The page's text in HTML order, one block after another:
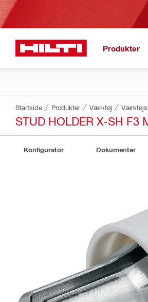
Produkter
Startside Produkter Værktøj
STUD HOLDER X-SH F3
Konfigurator Dokumenter